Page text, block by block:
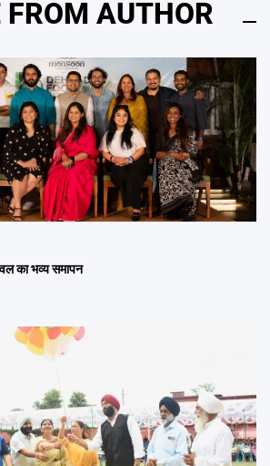
FROM AUTHOR
का भव्य समापन